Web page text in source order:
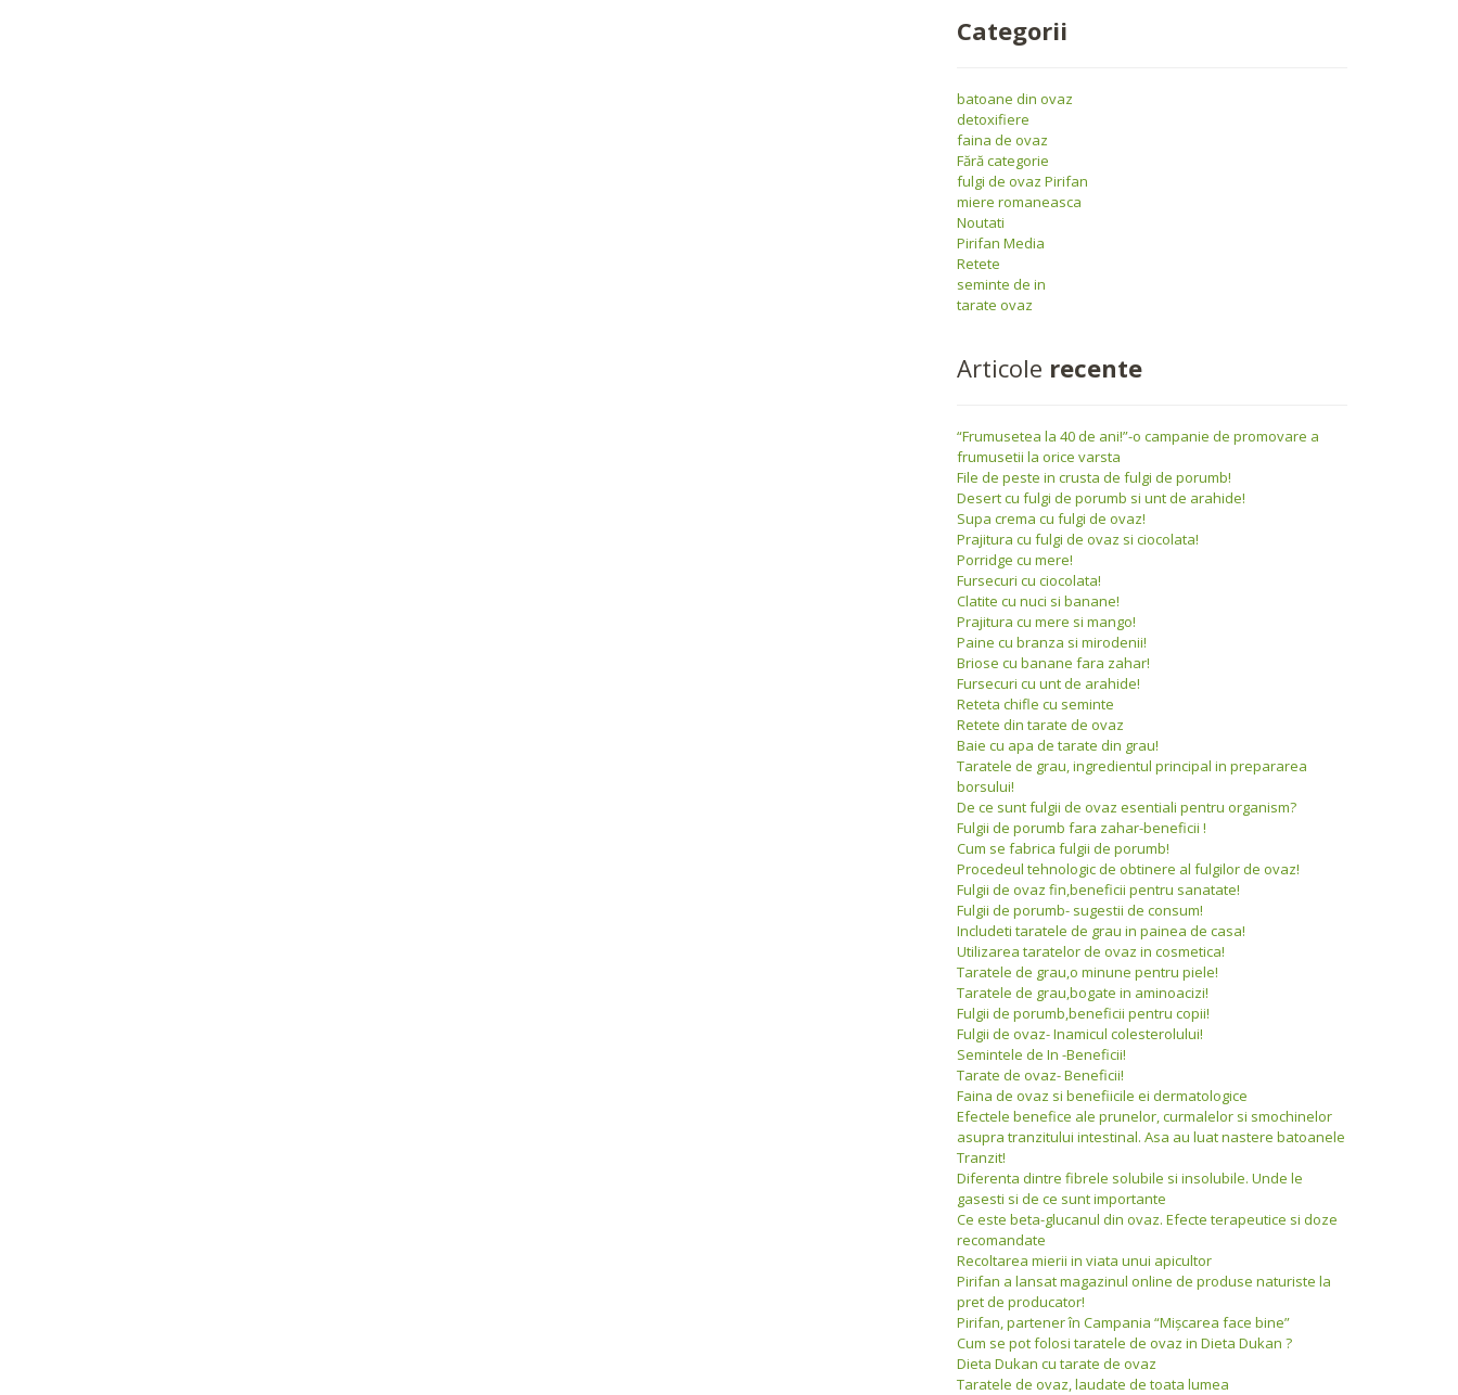
Categorii
batoane din ovaz
detoxifiere
faina de ovaz
Fără categorie
fulgi de ovaz Pirifan
miere romaneasca
Noutati
Pirifan Media
Retete
seminte de in
tarate ovaz
Articole recente
“Frumusetea la 40 de ani!”-o campanie de promovare a
frumusetii la orice varsta
File de peste in crusta de fulgi de porumb!
Desert cu fulgi de porumb si unt de arahide!
Supa crema cu fulgi de ovaz!
Prajitura cu fulgi de ovaz si ciocolata!
Porridge cu mere!
Fursecuri cu ciocolata!
Clatite cu nuci si banane!
Prajitura cu mere si mango!
Paine cu branza si mirodenii!
Briose cu banane fara zahar!
Fursecuri cu unt de arahide!
Reteta chifle cu seminte
Retete din tarate de ovaz
Baie cu apa de tarate din grau!
Taratele de grau, ingredientul principal in prepararea
borsului!
De ce sunt fulgii de ovaz esentiali pentru organism?
Fulgii de porumb fara zahar-beneficii !
Cum se fabrica fulgii de porumb!
Procedeul tehnologic de obtinere al fulgilor de ovaz!
Fulgii de ovaz fin,beneficii pentru sanatate!
Fulgii de porumb- sugestii de consum!
Includeti taratele de grau in painea de casa!
Utilizarea taratelor de ovaz in cosmetica!
Taratele de grau,o minune pentru piele!
Taratele de grau,bogate in aminoacizi!
Fulgii de porumb,beneficii pentru copii!
Fulgii de ovaz- Inamicul colesterolului!
Semintele de In -Beneficii!
Tarate de ovaz- Beneficii!
Faina de ovaz si benefiicile ei dermatologice
Efectele benefice ale prunelor, curmalelor si smochinelor
asupra tranzitului intestinal. Asa au luat nastere batoanele
Tranzit!
Diferenta dintre fibrele solubile si insolubile. Unde le
gasesti si de ce sunt importante
Ce este beta-glucanul din ovaz. Efecte terapeutice si doze
recomandate
Recoltarea mierii in viata unui apicultor
Pirifan a lansat magazinul online de produse naturiste la
pret de producator!
Pirifan, partener în Campania “Mişcarea face bine”
Cum se pot folosi taratele de ovaz in Dieta Dukan ?
Dieta Dukan cu tarate de ovaz
Taratele de ovaz, laudate de toata lumea